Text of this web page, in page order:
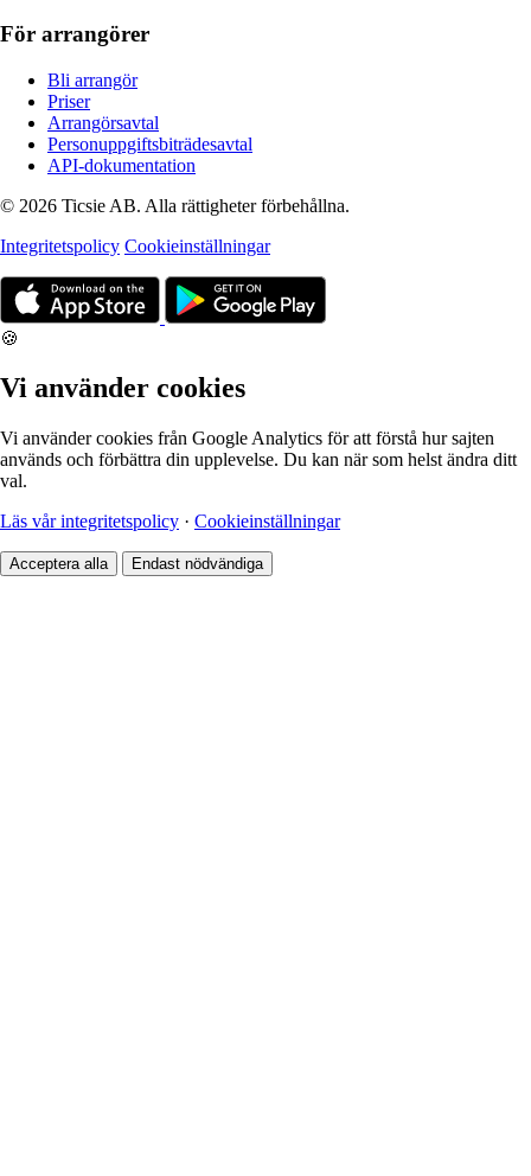
För arrangörer
Bli arrangör
Priser
Arrangörsavtal
Personuppgiftsbiträdesavtal
API-dokumentation
© 2026 Ticsie AB. Alla rättigheter förbehållna.
Integritetspolicy Cookieinställningar
🍪
Vi använder cookies
Vi använder cookies från Google Analytics för att förstå hur sajten
används och förbättra din upplevelse. Du kan när som helst ändra ditt
val.
Läs vår integritetspolicy · Cookieinställningar
Acceptera alla Endast nödvändiga